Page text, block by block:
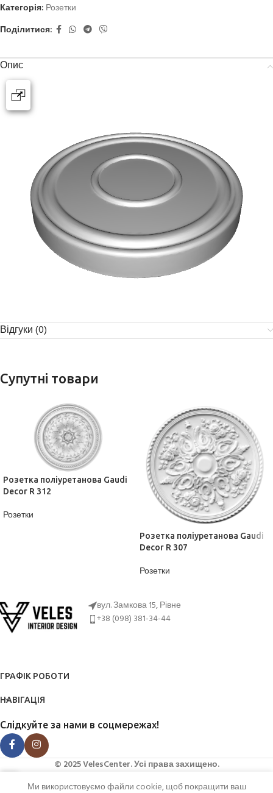
Категорія: Розетки
Поділитися:
Опис
Відгуки (0)
Супутні товари
Розетка поліуретанова Gaudi
Decor R 312
Розетки
Розетка поліуретанова Gaudi
Decor R 307
Розетки
вул. Замкова 15, Рівне
+38 (098) 381-34-44
ГРАФІК РОБОТИ
НАВІГАЦІЯ
Слідкуйте за нами в соцмережах!
© 2025 VelesCenter. Усі права захищено.
Ми використовуємо файли cookie, щоб покращити ваш